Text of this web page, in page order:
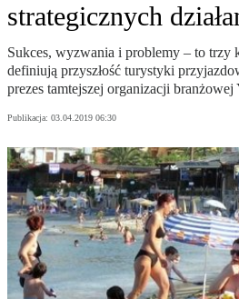
strategicznych
Sukces, wyzwania i problemy – to trzy
definiują przyszłość turystyki
prezes tamtejszej organizacji branżowej
Publikacja: 03.04.2019 06:30